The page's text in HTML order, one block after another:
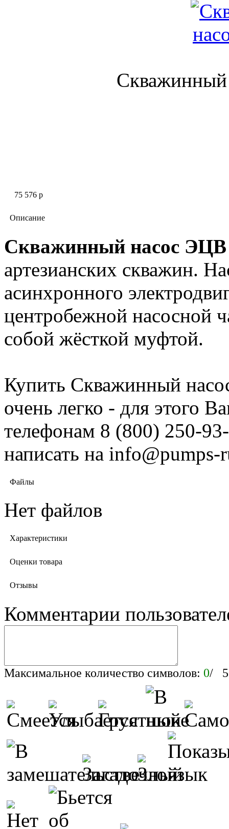
75 576 p
Описание
Скважинный насос ЭЦВ
артезианских скважин.
асинхронного
центробежной наcосной
собой жёсткой муфтой.
Купить Скважинный
очень легко - для этого
телефонам 8 (800) 250-
написать на info@pumps-
Файлы
Нет файлов
Характеристики
Оценки товара
Отзывы
Комментарии
Максимальное количество символов: 0/